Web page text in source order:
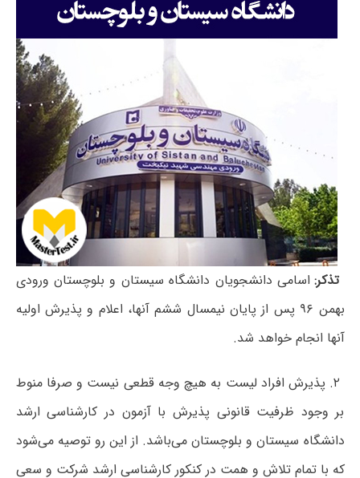
تذکر:اسامی دانشجویان دانشگاه سیستان و بلوچستان ورودی
بهمن ۹۶ پس از پایان نیمسال ششم آنها، اعلام و پذیرش اولیه
آنها انجام خواهد شد.
۲. پذیرش افراد لیست به هیچ وجه قطعی نیست و صرفا منوط
بر وجود ظرفیت قانونی پذیرش با آزمون در کارشناسی ارشد
دانشگاه سیستان و بلوچستان می‌باشد. از این رو توصیه می‌شود
که با تمام تلاش و همت در کنکور کارشناسی ارشد شرکت و سعی